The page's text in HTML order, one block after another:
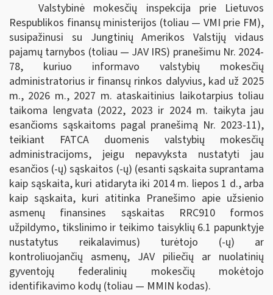
Valstybinė mokesčių inspekcija prie Lietuvos
Respublikos finansų ministerijos (toliau — VMI prie FM),
susipažinusi su Jungtinių Amerikos Valstijų vidaus
pajamų tarnybos (toliau — JAV IRS) pranešimu Nr. 2024-
78, kuriuo informavo valstybių mokesčių
administratorius ir finansų rinkos dalyvius, kad už 2025
m., 2026 m., 2027 m. ataskaitinius laikotarpius toliau
taikoma lengvata (2022, 2023 ir 2024 m. taikyta jau
esančioms sąskaitoms pagal pranešimą Nr. 2023-11),
teikiant FATCA duomenis valstybių mokesčių
administracijoms, jeigu nepavyksta nustatyti jau
esančios (-ų) sąskaitos (-ų) (esanti sąskaita suprantama
kaip sąskaita, kuri atidaryta iki 2014 m. liepos 1 d., arba
kaip sąskaita, kuri atitinka Pranešimo apie užsienio
asmenų finansines sąskaitas RRC910 formos
užpildymo, tikslinimo ir teikimo taisyklių 6.1 papunktyje
nustatytus reikalavimus) turėtojo (-ų) ar
kontroliuojančių asmenų, JAV piliečių ar nuolatinių
gyventojų federalinių mokesčių mokėtojo
identifikavimo kodų (toliau — MMIN kodas).